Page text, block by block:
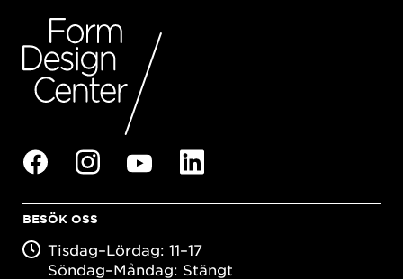
BESÖK OSS
Tisdag–Lördag: 11–17
Söndag–Måndag: Stängt